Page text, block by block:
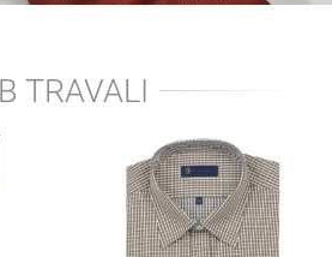
TRAVALI